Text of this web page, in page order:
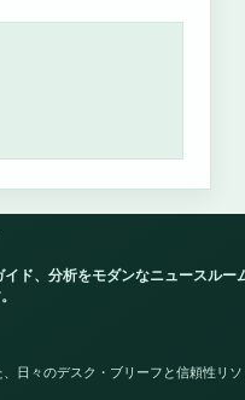
ド、分析をモダンなニュースルー
日々のデスク・ブリーフと信頼性リソ